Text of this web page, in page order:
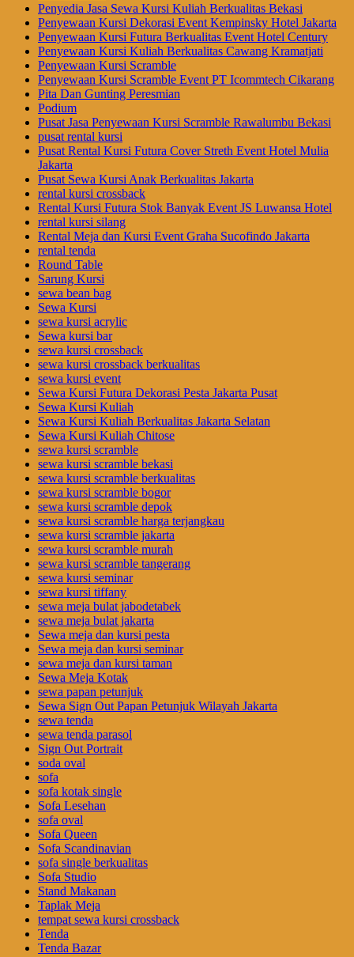
Penyedia Jasa Sewa Kursi Kuliah Berkualitas Bekasi
Penyewaan Kursi Dekorasi Event Kempinsky Hotel Jakarta
Penyewaan Kursi Futura Berkualitas Event Hotel Century
Penyewaan Kursi Kuliah Berkualitas Cawang Kramatjati
Penyewaan Kursi Scramble
Penyewaan Kursi Scramble Event PT Icommtech Cikarang
Pita Dan Gunting Peresmian
Podium
Pusat Jasa Penyewaan Kursi Scramble Rawalumbu Bekasi
pusat rental kursi
Pusat Rental Kursi Futura Cover Streth Event Hotel Mulia
Jakarta
Pusat Sewa Kursi Anak Berkualitas Jakarta
rental kursi crossback
Rental Kursi Futura Stok Banyak Event JS Luwansa Hotel
rental kursi silang
Rental Meja dan Kursi Event Graha Sucofindo Jakarta
rental tenda
Round Table
Sarung Kursi
sewa bean bag
Sewa Kursi
sewa kursi acrylic
Sewa kursi bar
sewa kursi crossback
sewa kursi crossback berkualitas
sewa kursi event
Sewa Kursi Futura Dekorasi Pesta Jakarta Pusat
Sewa Kursi Kuliah
Sewa Kursi Kuliah Berkualitas Jakarta Selatan
Sewa Kursi Kuliah Chitose
sewa kursi scramble
sewa kursi scramble bekasi
sewa kursi scramble berkualitas
sewa kursi scramble bogor
sewa kursi scramble depok
sewa kursi scramble harga terjangkau
sewa kursi scramble jakarta
sewa kursi scramble murah
sewa kursi scramble tangerang
sewa kursi seminar
sewa kursi tiffany
sewa meja bulat jabodetabek
sewa meja bulat jakarta
Sewa meja dan kursi pesta
Sewa meja dan kursi seminar
sewa meja dan kursi taman
Sewa Meja Kotak
sewa papan petunjuk
Sewa Sign Out Papan Petunjuk Wilayah Jakarta
sewa tenda
sewa tenda parasol
Sign Out Portrait
soda oval
sofa
sofa kotak single
Sofa Lesehan
sofa oval
Sofa Queen
Sofa Scandinavian
sofa single berkualitas
Sofa Studio
Stand Makanan
Taplak Meja
tempat sewa kursi crossback
Tenda
Tenda Bazar